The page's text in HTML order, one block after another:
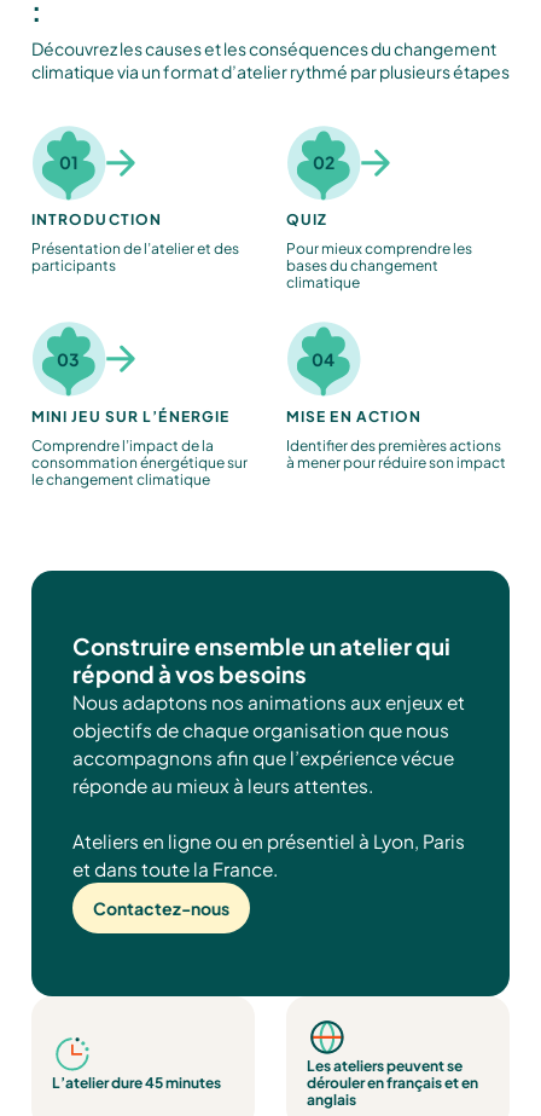
:
Découvrez les causes et les conséquences du changement
climatique via un format d’atelier rythmé par plusieurs étapes
01
INTRODUCTION
Présentation de l’atelier et des
participants
02
QUIZ
Pour mieux comprendre les
bases du changement
climatique
03
MINI JEU SUR L’ÉNERGIE
Comprendre l’impact de la
consommation énergétique sur
le changement climatique
04
MISE EN ACTION
Identifier des premières actions
à mener pour réduire son impact
Construire ensemble un atelier qui
répond à vos besoins
Nous adaptons nos animations aux enjeux et
objectifs de chaque organisation que nous
accompagnons afin que l’expérience vécue
réponde au mieux à leurs attentes.
Ateliers en ligne ou en présentiel à Lyon, Paris
et dans toute la France.
Contactez-nous
L’atelier dure 45 minutes
Les ateliers peuvent se
dérouler en français et en
anglais